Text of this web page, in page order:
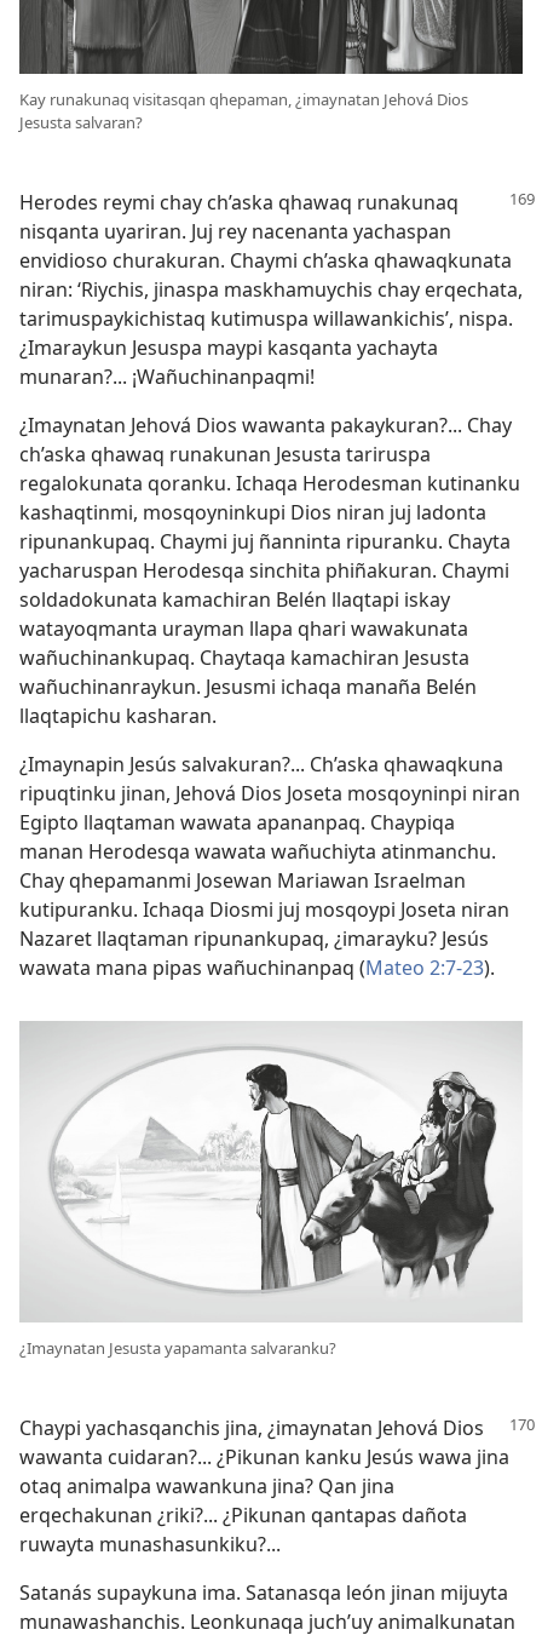
Kay runakunaq visitasqan qhepaman, ¿imaynatan Jehová Dios
Jesusta salvaran?
Herodes reymi chay ch’aska qhawaq runakunaq
nisqanta uyariran. Juj rey nacenanta yachaspan
envidioso churakuran. Chaymi ch’aska qhawaqkunata
niran: ‘Riychis, jinaspa maskhamuychis chay erqechata,
tarimuspaykichistaq kutimuspa willawankichis’, nispa.
¿Imaraykun Jesuspa maypi kasqanta yachayta
munaran?... ¡Wañuchinanpaqmi!
¿Imaynatan Jehová Dios wawanta pakaykuran?... Chay
ch’aska qhawaq runakunan Jesusta tariruspa
regalokunata qoranku. Ichaqa Herodesman kutinanku
kashaqtinmi, mosqoyninkupi Dios niran juj ladonta
ripunankupaq. Chaymi juj ñanninta ripuranku. Chayta
yacharuspan Herodesqa sinchita phiñakuran. Chaymi
soldadokunata kamachiran Belén llaqtapi iskay
watayoqmanta urayman llapa qhari wawakunata
wañuchinankupaq. Chaytaqa kamachiran Jesusta
wañuchinanraykun. Jesusmi ichaqa manaña Belén
llaqtapichu kasharan.
¿Imaynapin Jesús salvakuran?... Ch’aska qhawaqkuna
ripuqtinku jinan, Jehová Dios Joseta mosqoyninpi niran
Egipto llaqtaman wawata apananpaq. Chaypiqa
manan Herodesqa wawata wañuchiyta atinmanchu.
Chay qhepamanmi Josewan Mariawan Israelman
kutipuranku. Ichaqa Diosmi juj mosqoypi Joseta niran
Nazaret llaqtaman ripunankupaq, ¿imarayku? Jesús
wawata mana pipas wañuchinanpaq (Mateo 2:7-23).
¿Imaynatan Jesusta yapamanta salvaranku?
Chaypi yachasqanchis jina, ¿imaynatan Jehová Dios
wawanta cuidaran?... ¿Pikunan kanku Jesús wawa jina
otaq animalpa wawankuna jina? Qan jina
erqechakunan ¿riki?... ¿Pikunan qantapas dañota
ruwayta munashasunkiku?...
Satanás supaykuna ima. Satanasqa león jinan mijuyta
munawashanchis. Leonkunaqa juch’uy animalkunatan